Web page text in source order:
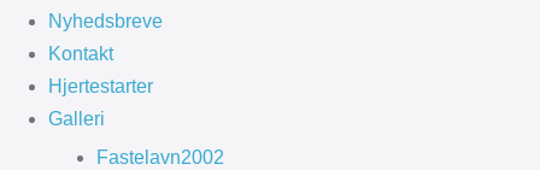
Nyhedsbreve
Kontakt
Hjertestarter
Galleri
Fastelavn2002